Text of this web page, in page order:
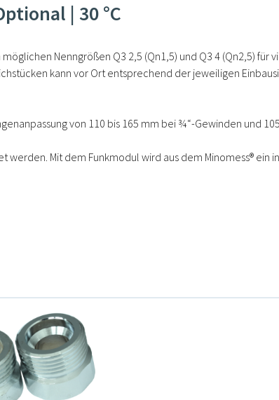
| 30 °C
Nenngrößen Q3 2,5 (Qn1,5) und Q3 4 (Qn2,5) für
kann vor Ort entsprechend der jeweiligen
von 110 bis 165 mm bei ¾“-Gewinden und
Mit dem Funkmodul wird aus dem Minomess® ein